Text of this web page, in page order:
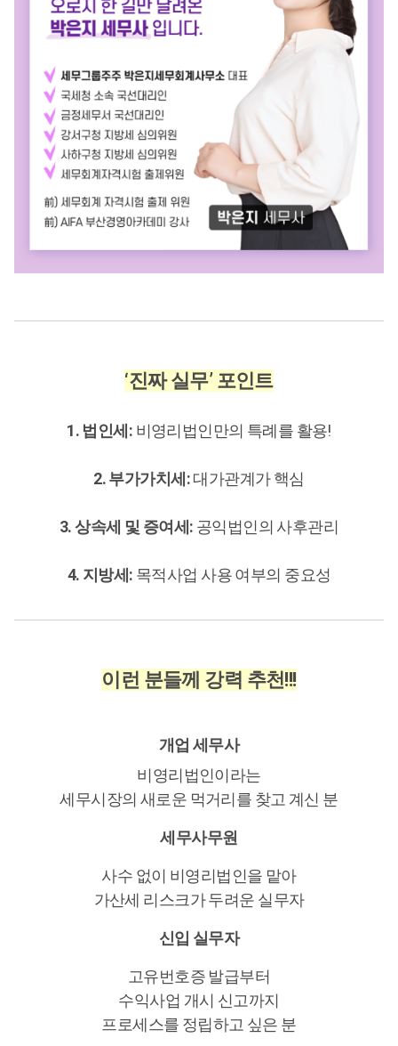
‘진짜 실무’ 포인트
1. 법인세: 비영리법인만의 특례를 활용!
2. 부가가치세:대가관계가 핵심
3. 상속세 및 증여세: 공익법인의 사후관리
4. 지방세: 목적사업 사용 여부의 중요성
이런 분들께 강력 추천!!!
개업 세무사
비영리법인이라는
세무시장의 새로운 먹거리를 찾고 계신 분
세무사무원
사수 없이 비영리법인을 맡아
가산세 리스크가 두려운 실무자
신입 실무자
고유번호증 발급부터
수익사업 개시 신고까지
프로세스를 정립하고 싶은 분